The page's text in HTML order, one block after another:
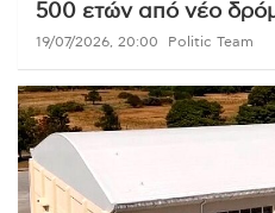
500 ετών από νέο
19/07/2026, 20:00 Politic Team